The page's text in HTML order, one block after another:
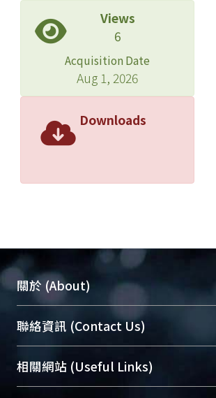
Views
6
Acquisition Date
Aug 1, 2026
Downloads
關於 (About)
臺大位居世界頂尖大學之列，為永
展現本校豐碩的研究成果及學術能
機構典藏（NTUR）與學術庫（AH）
台，成為臺大學術典藏NTU
聯絡資訊 (Contact Us)
總館學科館員(Main Library)
醫學圖書館學科館員(Medical
相關網站 (Useful Links)